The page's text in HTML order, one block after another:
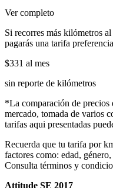
Ver completo
Si recorres más kilómetros
pagarás una tarifa
$331 al mes
sin reporte de kilómetros
*La comparación de precios
mercado, tomada de varios
tarifas aqui presentadas
Recuerda que tu tarifa por
factores como: edad,
Consulta términos y
Attitude SE 2017